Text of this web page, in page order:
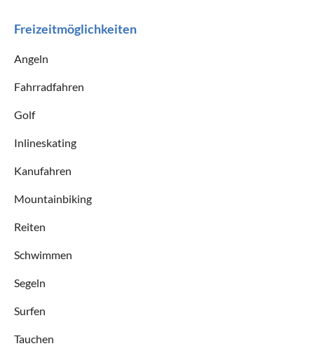
Freizeitmöglichkeiten
Angeln
Fahrradfahren
Golf
Inlineskating
Kanufahren
Mountainbiking
Reiten
Schwimmen
Segeln
Surfen
Tauchen